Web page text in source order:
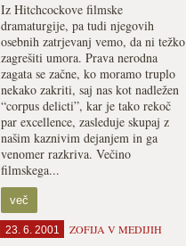
Iz Hitchcockove filmske
dramaturgije, pa tudi njegovih
osebnih zatrjevanj vemo, da ni težko
zagrešiti umora. Prava nerodna
zagata se začne, ko moramo truplo
nekako zakriti, saj nas kot nadležen
“corpus delicti”, kar je tako rekoč
par excellence, zasleduje skupaj z
našim kaznivim dejanjem in ga
venomer razkriva. Večino
filmskega...
več
23. 6. 2001 ZOFIJA V MEDIJIH